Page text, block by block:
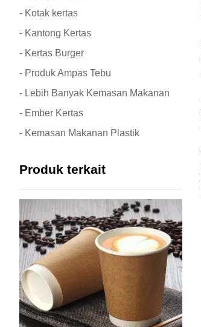
- Kotak kertas
- Kantong Kertas
- Kertas Burger
- Produk Ampas Tebu
- Lebih Banyak Kemasan Makanan
- Ember Kertas
- Kemasan Makanan Plastik
Produk terkait